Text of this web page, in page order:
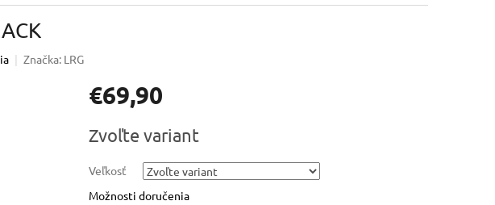
Značka: LRG
€69,90
cena:
Zvoľte variant
Veľkosť
Možnosti doručenia